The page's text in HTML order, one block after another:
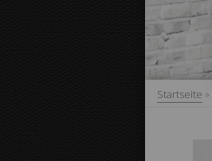
Startseite »